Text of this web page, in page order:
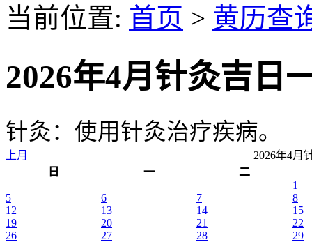
当前位置: 首页 > 黄历查
2026年4月针灸吉日
针灸：使用针灸治疗疾病。
上月
2026年4月
日
一
二
1
5
6 7
8
12
13 14
15
19
20 21
22
26
27 28 29